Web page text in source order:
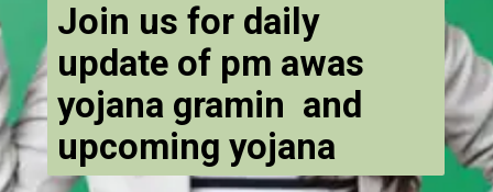
Join us for daily
update of pm awas
yojana gramin and
upcoming yojana